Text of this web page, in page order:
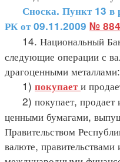
Сноска. Пункт 13 в
РК от 09.11.2009 № 884
14. Национальный
следующие операции с
драгоценными металлами:
1) покупаети
2) покупает, продает
ценными бумагами,
Правительством
валюте,